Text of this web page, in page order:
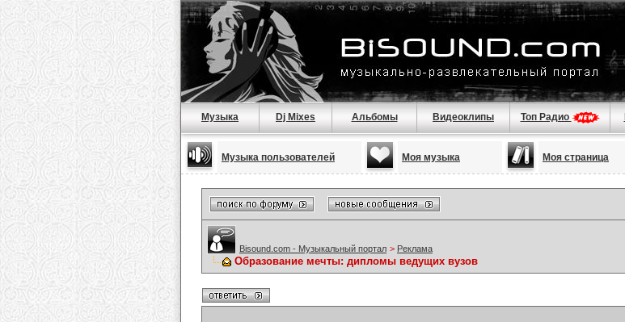
Музыка Dj Mixes Альбомы Видеоклипы Топ Радио
Музыка пользователей Моя музыка Моя страница
Bisound.com - Музыкальный портал > Реклама
Образование мечты: дипломы ведущих вузов